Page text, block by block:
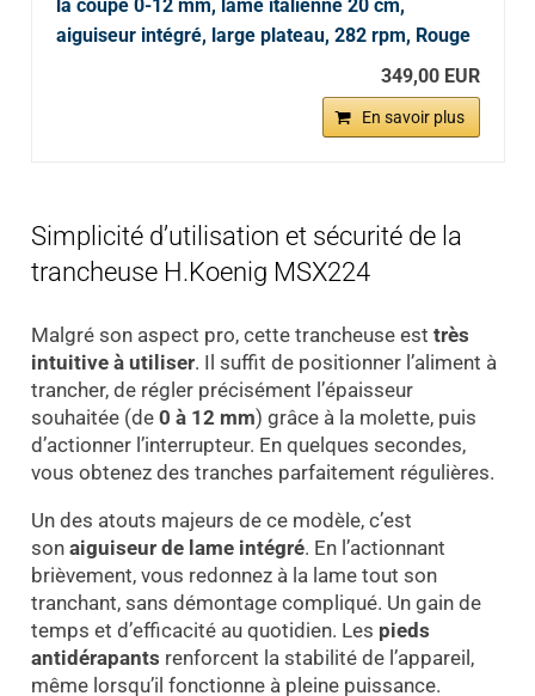
la coupe 0-12 mm, lame italienne 20 cm,
aiguiseur intégré, large plateau, 282 rpm, Rouge
349,00 EUR
En savoir plus
Simplicité d’utilisation et sécurité de la
trancheuse H.Koenig MSX224
Malgré son aspect pro, cette trancheuse est très
intuitive à utiliser. Il suffit de positionner l’aliment à
trancher, de régler précisément l’épaisseur
souhaitée (de 0 à 12 mm) grâce à la molette, puis
d’actionner l’interrupteur. En quelques secondes,
vous obtenez des tranches parfaitement régulières.
Un des atouts majeurs de ce modèle, c’est
son aiguiseur de lame intégré. En l’actionnant
brièvement, vous redonnez à la lame tout son
tranchant, sans démontage compliqué. Un gain de
temps et d’efficacité au quotidien. Les pieds
antidérapants renforcent la stabilité de l’appareil,
même lorsqu’il fonctionne à pleine puissance.